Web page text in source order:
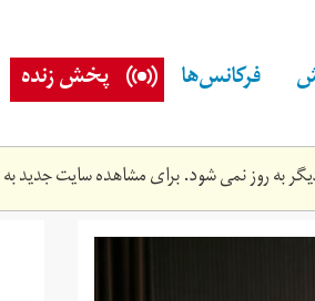
فرکانس‌ها پخش زنده
به روز نمی شود. برای مشاهده سایت جدید به